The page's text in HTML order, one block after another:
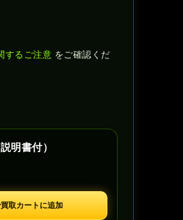
するご注意 をご確認くだ
明書付）
取カートに追加